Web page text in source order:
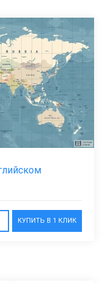
КУПИТЬ В 1 КЛИК